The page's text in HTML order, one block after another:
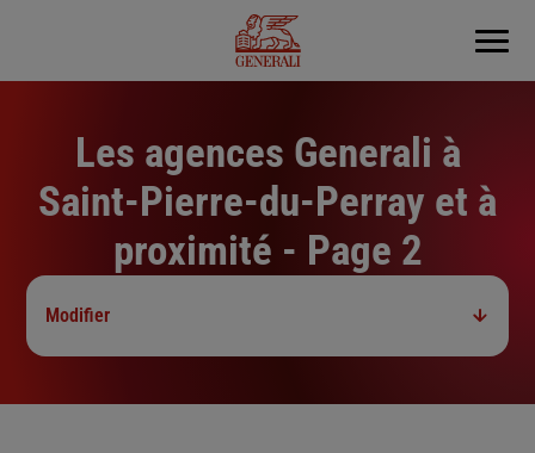
Menu
Les agences Generali à
Saint-Pierre-du-Perray et à
proximité - Page 2
Modifier